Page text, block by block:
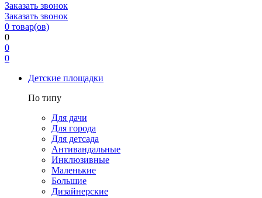
Заказать звонок
Заказать звонок
0 товар(ов)
0
0
0
Детские площадки
По типу
Для дачи
Для города
Для детсада
Антивандальные
Инклюзивные
Маленькие
Большие
Дизайнерские